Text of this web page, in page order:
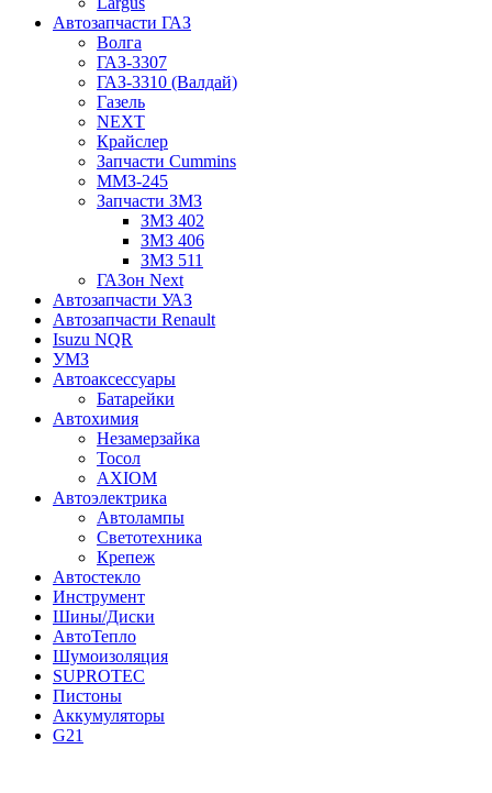
Автозапчасти ГАЗ
Волга
ГАЗ-3307
ГАЗ-3310 (Валдай)
Газель
NEXT
Крайслер
Запчасти Cummins
ММЗ-245
Запчасти ЗМЗ
ЗМЗ 402
ЗМЗ 406
ЗМЗ 511
ГАЗон Next
Автозапчасти УАЗ
Автозапчасти Renault
Isuzu NQR
УМЗ
Автоаксессуары
Батарейки
Автохимия
Незамерзайка
Тосол
AXIOM
Автоэлектрика
Автолампы
Светотехника
Крепеж
Автостекло
Инструмент
Шины/Диски
АвтоТепло
Шумоизоляция
SUPROTEC
Пистоны
Аккумуляторы
G21